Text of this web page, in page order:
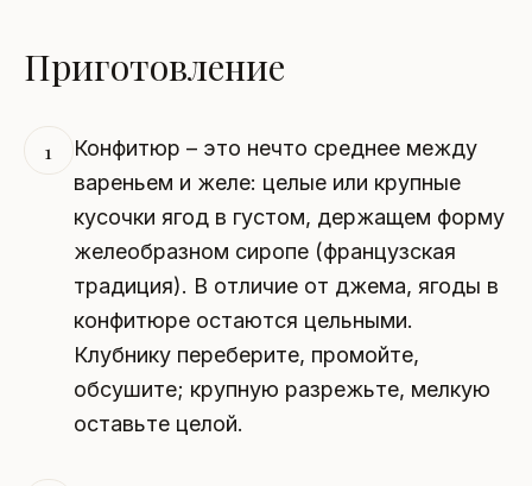
Приготовление
1
Конфитюр – это нечто среднее между
вареньем и желе: целые или крупные
кусочки ягод в густом, держащем форму
желеобразном сиропе (французская
традиция). В отличие от джема, ягоды в
конфитюре остаются цельными.
Клубнику переберите, промойте,
обсушите; крупную разрежьте, мелкую
оставьте целой.